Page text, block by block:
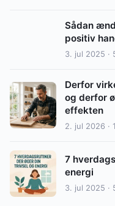
Sådan
positiv
3. jul 2025 ·
Derfor
og derfor
effekten
2. jul 2026 ·
7
energi
3. jul 2025 ·